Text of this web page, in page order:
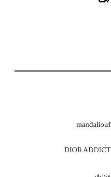
mandaliouf
DIOR ADDICT